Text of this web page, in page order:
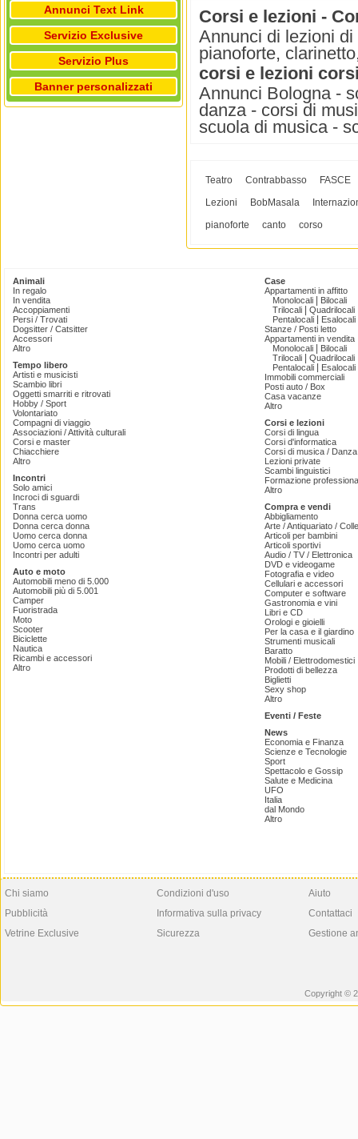
Annunci Text Link
Servizio Exclusive
Servizio Plus
Banner personalizzati
Corsi e lezioni -
Annunci di lezioni
pianoforte,
corsi e lezioni
Annunci Bologna -
danza - corsi di
scuola di musica -
Teatro Contrabbasso
FASCE
Lezioni
BobMasala
pianoforte
canto corso
Animali
In regalo
In vendita
Accoppiamenti
Persi / Trovati
Dogsitter / Catsitter
Accessori
Altro
Tempo libero
Artisti e musicisti
Scambio libri
Oggetti smarriti e ritrovati
Hobby / Sport
Volontariato
Compagni di viaggio
Associazioni / Attività culturali
Corsi e master
Chiacchiere
Altro
Incontri
Solo amici
Incroci di sguardi
Trans
Donna cerca uomo
Donna cerca donna
Uomo cerca donna
Uomo cerca uomo
Incontri per adulti
Auto e moto
Automobili meno di 5.000
Automobili più di 5.001
Camper
Fuoristrada
Moto
Scooter
Biciclette
Nautica
Ricambi e accessori
Altro
Case
Appartamenti in affitto
Monolocali
Bilocali
Trilocali
Quadrilocali
Pentalocali
Esalocali
Stanze / Posti letto
Appartamenti in vendita
Monolocali
Bilocali
Trilocali
Quadrilocali
Pentalocali
Esalocali
Immobili commerciali
Posti auto / Box
Casa vacanze
Altro
Corsi e lezioni
Corsi di lingua
Corsi d'informatica
Corsi di musica /
Lezioni private
Scambi linguistici
Formazione
Altro
Compra e vendi
Abbigliamento
Arte / Antiquariato /
Articoli per bambini
Articoli sportivi
Audio / TV / Elettronica
DVD e videogame
Fotografia e video
Cellulari e accessori
Computer e software
Gastronomia e vini
Libri e CD
Orologi e gioielli
Per la casa e il giardino
Strumenti musicali
Baratto
Mobili / Elettrodomestici
Prodotti di bellezza
Biglietti
Sexy shop
Altro
Eventi / Feste
News
Economia e Finanza
Scienze e Tecnologie
Sport
Spettacolo e Gossip
Salute e Medicina
UFO
Italia
dal Mondo
Altro
Chi siamo
Pubblicità
Vetrine Exclusive
Condizioni d'uso
Informativa sulla privacy
Sicurezza
Aiuto
Contattaci
Gestione
Copyright ©